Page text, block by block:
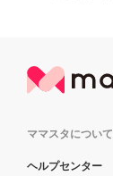
ママスタについて
ヘルプセンター